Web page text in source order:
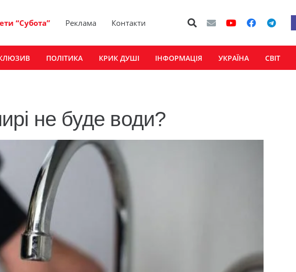
“Субота” Реклама Контакти
ПОЛІТИКА КРИК ДУШІ ІНФОРМАЦІЯ УКРАЇНА СВІТ
не буде води?